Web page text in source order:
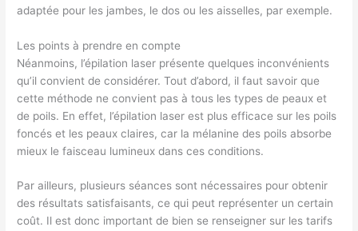
adaptée pour les jambes, le dos ou les aisselles, par exemple.
Les points à prendre en compte
Néanmoins, l’épilation laser présente quelques inconvénients
qu’il convient de considérer. Tout d’abord, il faut savoir que
cette méthode ne convient pas à tous les types de peaux et
de poils. En effet, l’épilation laser est plus efficace sur les poils
foncés et les peaux claires, car la mélanine des poils absorbe
mieux le faisceau lumineux dans ces conditions.
Par ailleurs, plusieurs séances sont nécessaires pour obtenir
des résultats satisfaisants, ce qui peut représenter un certain
coût. Il est donc important de bien se renseigner sur les tarifs